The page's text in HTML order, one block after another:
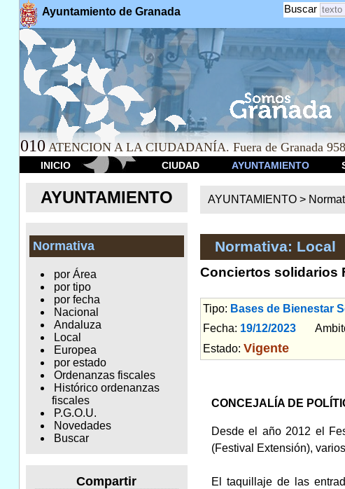
Ayuntamiento de Granada Buscar
010 ATENCION A LA CIUDADANÍA. Fuera de Granada
INICIO CIUDAD AYUNTAMIENTO
AYUNTAMIENTO
Normativa
por Área
por tipo
por fecha
Nacional
Andaluza
Local
Europea
por estado
Ordenanzas fiscales
Histórico ordenanzas
fiscales
P.G.O.U.
Novedades
Buscar
Compartir
AYUNTAMIENTO >
Normativa: Local
Conciertos solidarios
Tipo: Bases de Bienestar
Fecha: 19/12/2023
Estado: Vigente
CONCEJALÍA DE
Desde el año 2012 el
(Festival Extensión),
El taquillaje de las